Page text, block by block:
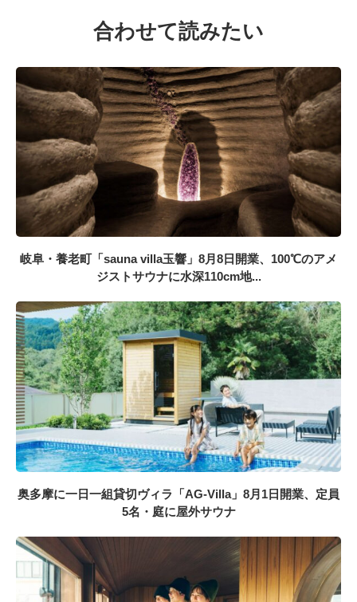
合わせて読みたい
岐阜・養老町「sauna villa玉響」8月8日開業、100℃のアメ
ジストサウナに水深110cm地...
奥多摩に一日一組貸切ヴィラ「AG-Villa」8月1日開業、定員
5名・庭に屋外サウナ